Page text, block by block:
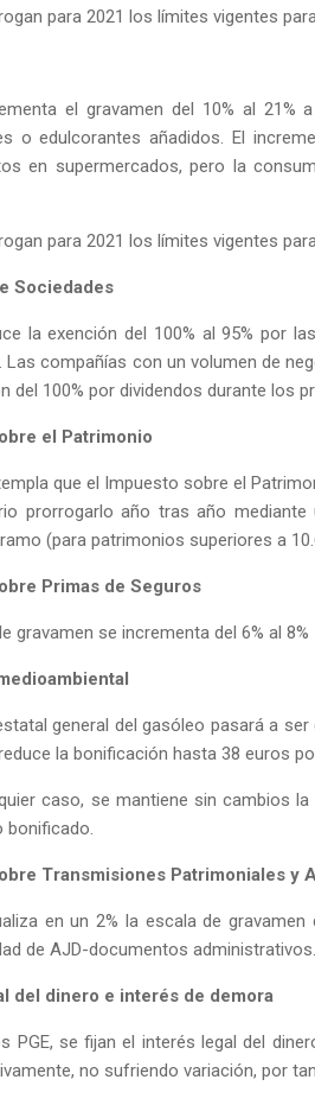
para 2021 los límites vigentes
el gravamen del 10% al
o edulcorantes añadidos. El
en supermercados, pero la
para 2021 los límites vigentes
Sociedades
la exención del 100% al 95% por
Las compañías con un volumen de
del 100% por dividendos durante los
el Patrimonio
que el Impuesto sobre el
prorrogarlo año tras año
(para patrimonios superiores a
Primas de Seguros
gravamen se incrementa del 6% al 8%
general del gasóleo pasará a
la bonificación hasta 38 euros
caso, se mantiene sin cambios
bonificado.
Transmisiones Patrimoniales y
en un 2% la escala de
de AJD-documentos administrativos.
del dinero e interés de demora
PGE, se fijan el interés legal del
no sufriendo variación, por